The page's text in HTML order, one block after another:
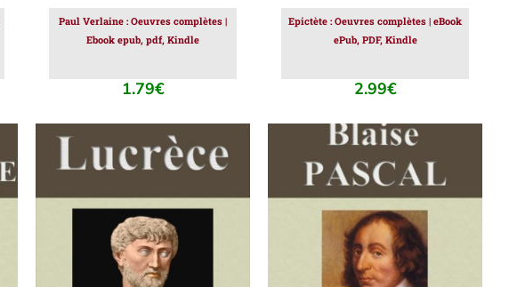
Paul Verlaine : Oeuvres complètes |
Ebook epub, pdf, Kindle
1.79€
Epictète : Oeuvres complètes | eBook
ePub, PDF, Kindle
2.99€
AJOUTER AU PANIER
DÉTAILS
AJOUTER AU PANIER
DÉTAILS